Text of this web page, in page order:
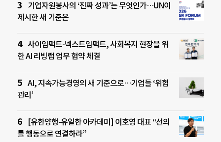
기업자원봉사의 ‘진짜 성과’는 무엇인가…UN이
제시한 새 기준은
사이임팩트-넥스트임팩트, 사회복지 현장을 위
한 AI 리빙랩 업무 협약 체결
AI, 지속가능경영의 새 기준으로…기업들 ‘위험
관리’
[유한양행-유일한 아카데미] 이호영 대표 “선의
를 행동으로 연결하라”